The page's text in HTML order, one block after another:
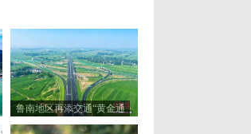
鲁南地区再添交通“黄金通
道” 助力区域经济协同发展